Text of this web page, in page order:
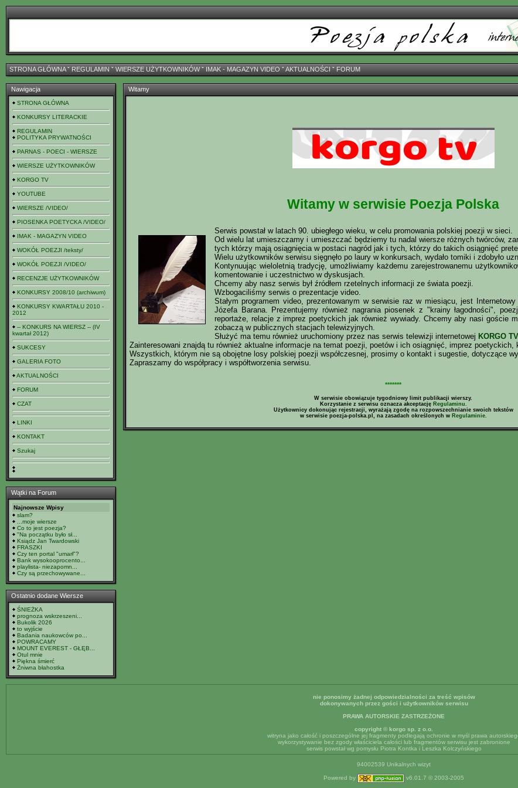
STRONA GŁÓWNAˇ REGULAMIN ˇ WIERSZE UŻYTKOWNIKÓWˇ IMAK - MAGAZYN VIDEO ˇAKTUALNOŚCI ˇ FORUM
Nawigacja
STRONA GŁÓWNA
KONKURSY LITERACKIE
REGULAMIN
POLITYKA PRYWATNOŚCI
PARNAS - POECI - WIERSZE
WIERSZE UŻYTKOWNIKÓW
KORGO TV
YOUTUBE
WIERSZE /VIDEO/
PIOSENKA POETYCKA /VIDEO/
IMAK - MAGAZYN VIDEO
WOKÓŁ POEZJI /teksty/
WOKÓŁ POEZJI /VIDEO/
RECENZJE UŻYTKOWNIKÓW
KONKURSY 2008/10 (archiwum)
KONKURSY KWARTAŁU 2010 -
2012
-- KONKURS NA WIERSZ -- (IV
kwartał 2012)
SUKCESY
GALERIA FOTO
AKTUALNOŚCI
FORUM
CZAT
LINKI
KONTAKT
Szukaj
Wątki na Forum
Najnowsze Wpisy
slam?
...moje wiersze
Co to jest poezja?
"Na początku było sł...
Ksiądz Jan Twardowski
FRASZKI
Czy ten portal "umarł"?
Bank wysokooprocento...
playlista- niezapomn...
Czy są przechowywane...
Ostatnio dodane Wiersze
ŚNIEŻKA
prognoza wskrzeszeni...
Bukolik 2026
to wyjście
Badania naukowców po...
POWRACAMY
MOUNT EVEREST - GŁĘB...
Otul mnie
Piękna śmierć
Żniwna błahostka
Witamy
Witamy w serwisie Poezja Polska
Serwis powstał w latach 90. ubiegłego wieku, w celu promowania polskiej poezji w sieci.
Od wielu lat umieszczamy i umieszczać będziemy tu nadal wiersze różnych twórców,
tych którzy mają osiągnięcia w postaci nagród jak i tych, którzy do takich osiągnięć
Wielu użytkowników serwisu sięgnęło po laury w konkursach, wydało tomiki i zdobyło
Kontynuując wieloletnią tradycję, umożliwiamy każdemu zarejestrowanemu
komentowanie i uczestnictwo w dyskusjach.
Chcemy aby nasz serwis był źródłem rzetelnych informacji ze świata poezji.
Wzbogaciliśmy serwis o prezentacje video.
Stałym programem video, prezentowanym w serwisie raz w miesiącu, jest
Józefa Barana. Prezentujemy również nagrania piosenek z "krainy łagodności",
reportaże, relacje z imprez poetyckich jak również wywiady. Chcemy aby nasi goście
zobaczą w publicznych stacjach telewizyjnych.
Służyć ma temu również uruchomiony przez nas serwis telewizji internetowej KORGO TV
Zainteresowani znajdą tu również aktualne informacje na temat poezji, poetów i ich osiągnięć, imprez poetyckich,
Wszystkich, którym nie są obojętne losy polskiej poezji współczesnej, prosimy o kontakt i sugestie, dotyczące
Zapraszamy do współpracy i współtworzenia serwisu.
*******
W serwisie obowiązuje tygodniowy limit publikacji wierszy.
Korzystanie z serwisu oznacza akceptację Regulaminu.
Użytkownicy dokonując rejestracji, wyrażają zgodę na rozpowszechnianie swoich tekstów
w serwisie poezja-polska.pl, na zasadach określonych w Regulaminie.
nie ponosimy żadnej odpowiedzialności za treść wpisów
dokonywanych przez gości i użytkowników serwisu
PRAWA AUTORSKIE ZASTRZEŻONE
copyright © korgo sp. z o.o.
witryna jako całość i poszczególne jej fragmenty podlegają ochronie w myśl prawa
wykorzystywanie bez zgody właściciela całości lub fragmentów serwisu jest zabronione
serwis powstał wg pomysłu Piotra Kontka i Leszka Kolczyńskiego
94002539 Unikalnych wizyt
Powered by v6.01.7 © 2003-2005